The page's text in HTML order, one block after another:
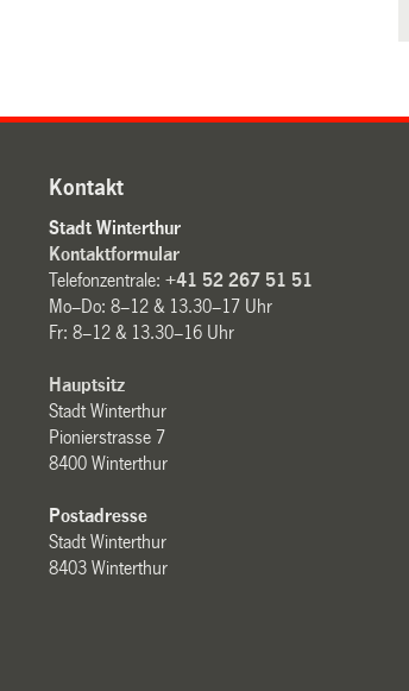
Kontakt
Stadt Winterthur
Kontaktformular
Telefonzentrale:+41 52 267 51 51
Mo–Do: 8–12 & 13.30–17 Uhr
Fr: 8–12 & 13.30–16 Uhr
Hauptsitz
Stadt Winterthur
Pionierstrasse 7
8400 Winterthur
Postadresse
Stadt Winterthur
8403 Winterthur